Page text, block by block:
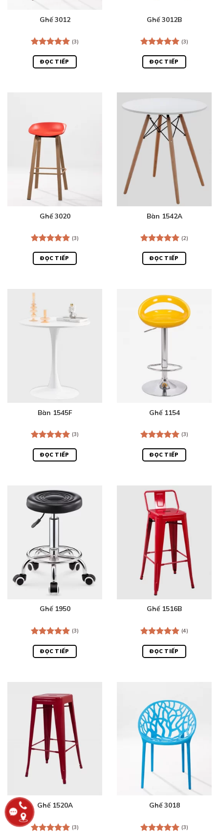
Ghế 3012
hạng5.00
5 sao
(3)
ĐỌC TIẾP
Ghế 3012B
hạng5.00
5 sao
(3)
ĐỌC TIẾP
Ghế 3020
hạng5.00
5 sao
(3)
ĐỌC TIẾP
Bàn 1542A
hạng5.00
5 sao
(2)
ĐỌC TIẾP
Bàn 1545F
hạng5.00
5 sao
(3)
ĐỌC TIẾP
Ghế 1154
hạng5.00
5 sao
(3)
ĐỌC TIẾP
Ghế 1950
hạng5.00
5 sao
(3)
ĐỌC TIẾP
Ghế 1516B
hạng5.00
5 sao
(4)
ĐỌC TIẾP
Ghế 1520A
(3)
Ghế 3018
(3)